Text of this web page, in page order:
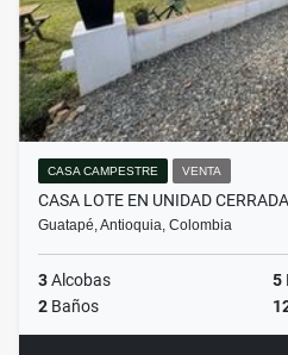
CASA CAMPESTRE VENTA
CASA LOTE EN UNIDAD
Guatapé, Antioquia, Colombia
3Alcobas 5
2 Baños